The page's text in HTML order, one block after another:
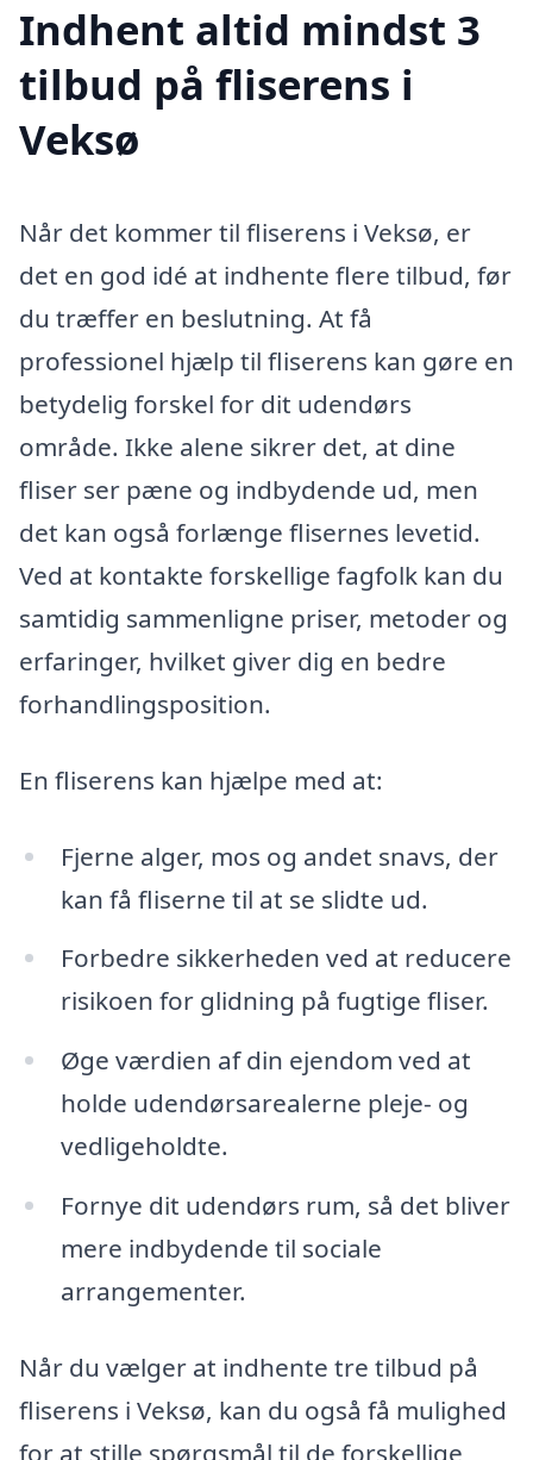
Indhent altid mindst 3
tilbud på fliserens i
Veksø
Når det kommer til fliserens i Veksø, er
det en god idé at indhente flere tilbud, før
du træffer en beslutning. At få
professionel hjælp til fliserens kan gøre en
betydelig forskel for dit udendørs
område. Ikke alene sikrer det, at dine
fliser ser pæne og indbydende ud, men
det kan også forlænge flisernes levetid.
Ved at kontakte forskellige fagfolk kan du
samtidig sammenligne priser, metoder og
erfaringer, hvilket giver dig en bedre
forhandlingsposition.
En fliserens kan hjælpe med at:
Fjerne alger, mos og andet snavs, der
kan få fliserne til at se slidte ud.
Forbedre sikkerheden ved at reducere
risikoen for glidning på fugtige fliser.
Øge værdien af din ejendom ved at
holde udendørsarealerne pleje- og
vedligeholdte.
Fornye dit udendørs rum, så det bliver
mere indbydende til sociale
arrangementer.
Når du vælger at indhente tre tilbud på
fliserens i Veksø, kan du også få mulighed
for at stille spørgsmål til de forskellige